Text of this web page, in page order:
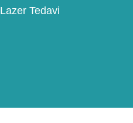
Lazer Tedavi